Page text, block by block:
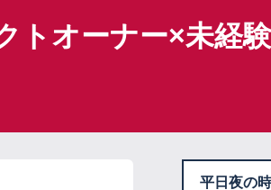
トオーナー×未経
平日夜の